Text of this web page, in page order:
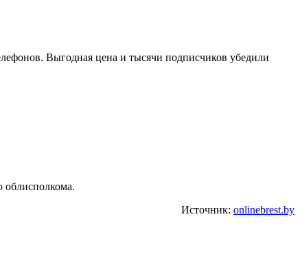
Выгодная цена и тысячи подписчиков убедили
облисполкома.
Источник: onlinebrest.by